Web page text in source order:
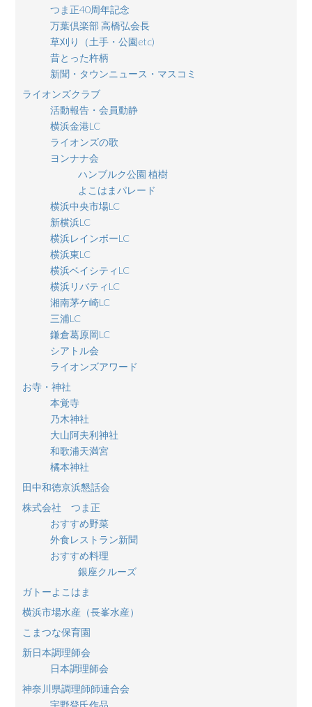
つま正40周年記念
万葉倶楽部 高橋弘会長
草刈り（土手・公園etc)
昔とった杵柄
新聞・タウンニュース・マスコミ
ライオンズクラブ
活動報告・会員動静
横浜金港LC
ライオンズの歌
ヨンナナ会
ハンブルク公園 植樹
よこはまパレード
横浜中央市場LC
新横浜LC
横浜レインボーLC
横浜東LC
横浜ベイシティLC
横浜リバティLC
湘南茅ケ崎LC
三浦LC
鎌倉葛原岡LC
シアトル会
ライオンズアワード
お寺・神社
本覚寺
乃木神社
大山阿夫利神社
和歌浦天満宮
橘本神社
田中和徳京浜懇話会
株式会社 つま正
おすすめ野菜
外食レストラン新聞
おすすめ料理
銀座クルーズ
ガトーよこはま
横浜市場水産（長峯水産）
こまつな保育園
新日本調理師会
日本調理師会
神奈川県調理師師連合会
宇野登氏作品